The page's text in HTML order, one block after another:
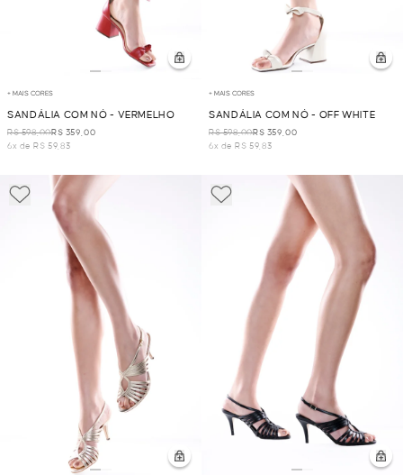
+ MAIS CORES
SANDÁLIA COM NÓ - VERMELHO
R$ 598,00R$ 359,00
6x de R$ 59,83
+ MAIS CORES
SANDÁLIA COM NÓ - OFF WHITE
R$ 598,00R$ 359,00
6x de R$ 59,83